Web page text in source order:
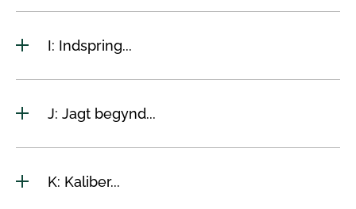
I: Indspring...
J: Jagt begynd...
K: Kaliber...